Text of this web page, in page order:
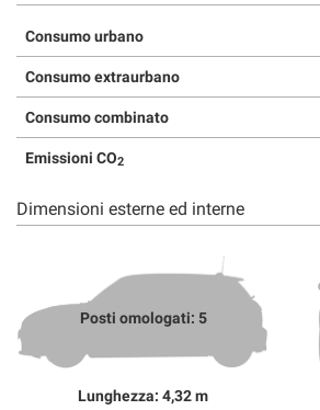
Consumo urbano
Consumo extraurbano
Consumo combinato
Emissioni CO2
Dimensioni esterne ed interne
Posti omologati: 5
Lunghezza: 4,32 m